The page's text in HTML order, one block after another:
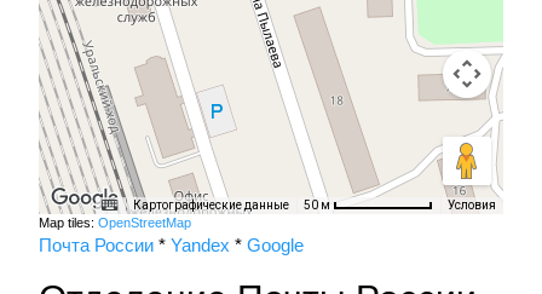
Картографические данные 50 м Условия
Map tiles: OpenStreetMap
Почта России * Yandex * Google